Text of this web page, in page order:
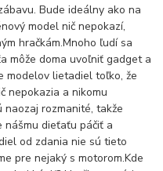
Bude ideálny ako na
model nič nepokazí,
hračkám.Mnoho ľudí sa
môže doma uvoľniť gadget a
modelov lietadiel toľko, že
nepokazia a nikomu
naozaj rozmanité, takže
nášmu dieťaťu páčiť a
od zdania nie sú tieto
pre nejaký s motorom.Kde